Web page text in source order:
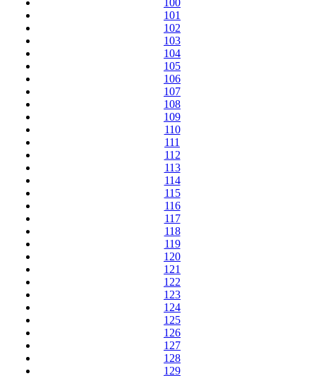
100
101
102
103
104
105
106
107
108
109
110
111
112
113
114
115
116
117
118
119
120
121
122
123
124
125
126
127
128
129